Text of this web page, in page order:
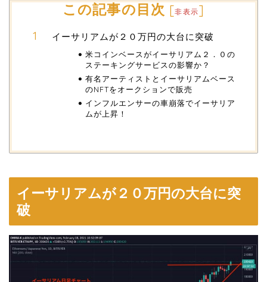
この記事の目次 [非表示]
イーサリアムが２０万円の大台に突破
米コインベースがイーサリアム２．０の
ステーキングサービスの影響か？
有名アーティストとイーサリアムベース
のNFTをオークションで販売
インフルエンサーの車崩落でイーサリア
ムが上昇！
イーサリアムが２０万円の大台に突
破